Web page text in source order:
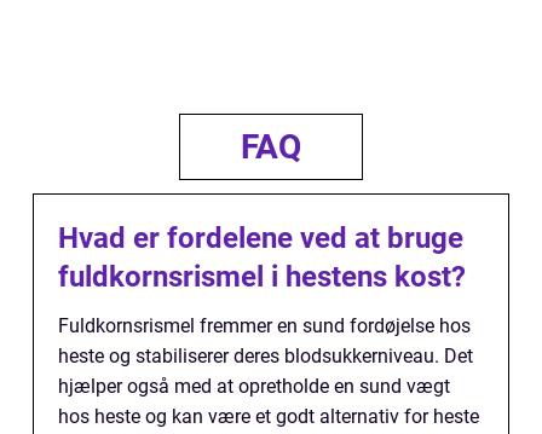
FAQ
Hvad er fordelene ved at bruge
fuldkornsrismel i hestens kost?
Fuldkornsrismel fremmer en sund fordøjelse hos
heste og stabiliserer deres blodsukkerniveau. Det
hjælper også med at opretholde en sund vægt
hos heste og kan være et godt alternativ for heste